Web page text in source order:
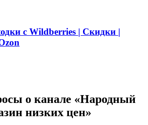
с Wildberries | Скидки |
о канале «Народный
низких цен»